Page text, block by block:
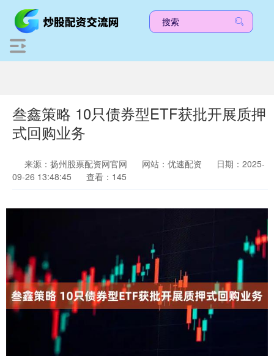
叁鑫策略 10只债券型ETF获批开展质押
式回购业务
来源：扬州股票配资网官网 网站：优速配资
日期：2025-
09-26 13:48:45
查看：145